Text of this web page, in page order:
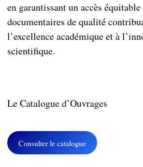
en garantissant un accès équitable
documentaires de qualité
l’excellence académique et à
scientifique.
Le Catalogue d’Ouvrages
Consulter le catalogue